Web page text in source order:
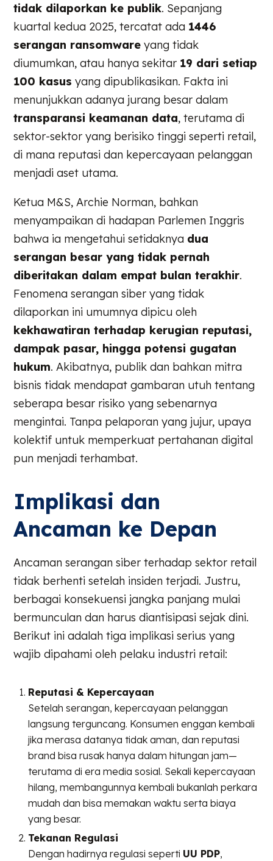
tidak dilaporkan ke publik. Sepanjang
kuartal kedua 2025, tercatat ada 1446
serangan ransomware yang tidak
diumumkan, atau hanya sekitar 19 dari setiap
100 kasus yang dipublikasikan. Fakta ini
menunjukkan adanya jurang besar dalam
transparansi keamanan data, terutama di
sektor-sektor yang berisiko tinggi seperti retail,
di mana reputasi dan kepercayaan pelanggan
menjadi aset utama.
Ketua M&S, Archie Norman, bahkan
menyampaikan di hadapan Parlemen Inggris
bahwa ia mengetahui setidaknya dua
serangan besar yang tidak pernah
diberitakan dalam empat bulan terakhir.
Fenomena serangan siber yang tidak
dilaporkan ini umumnya dipicu oleh
kekhawatiran terhadap kerugian reputasi,
dampak pasar, hingga potensi gugatan
hukum. Akibatnya, publik dan bahkan mitra
bisnis tidak mendapat gambaran utuh tentang
seberapa besar risiko yang sebenarnya
mengintai. Tanpa pelaporan yang jujur, upaya
kolektif untuk memperkuat pertahanan digital
pun menjadi terhambat.
Implikasi dan
Ancaman ke Depan
Ancaman serangan siber terhadap sektor retail
tidak berhenti setelah insiden terjadi. Justru,
berbagai konsekuensi jangka panjang mulai
bermunculan dan harus diantisipasi sejak dini.
Berikut ini adalah tiga implikasi serius yang
wajib dipahami oleh pelaku industri retail:
Reputasi & Kepercayaan
Setelah serangan, kepercayaan pelanggan
langsung terguncang. Konsumen enggan kembali
jika merasa datanya tidak aman, dan reputasi
brand bisa rusak hanya dalam hitungan jam—
terutama di era media sosial. Sekali kepercayaan
hilang, membangunnya kembali bukanlah perkara
mudah dan bisa memakan waktu serta biaya
yang besar.
Tekanan Regulasi
Dengan hadirnya regulasi seperti UU PDP,